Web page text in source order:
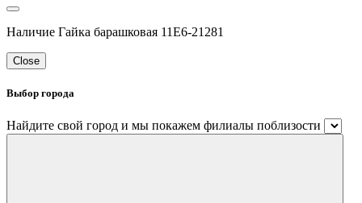
Наличие Гайка барашковая 11E6-21281
Close
Выбор города
Найдите свой город и мы покажем филиалы поблизости